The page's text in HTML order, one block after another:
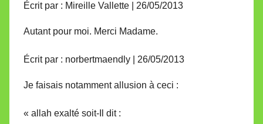
Écrit par : Mireille Vallette | 26/05/2013
Autant pour moi. Merci Madame.
Écrit par : norbertmaendly | 26/05/2013
Je faisais notamment allusion à ceci :
« allah exalté soit-Il dit :